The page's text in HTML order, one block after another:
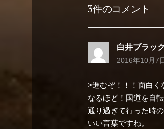
ビ
ゲ
ー
シ
ョ
3件のコメント
白井ブラック
2016年10月7
>進むぞ！！！面白く
なるほど！国道を自
通り過ぎて行った時
いい言葉ですね。